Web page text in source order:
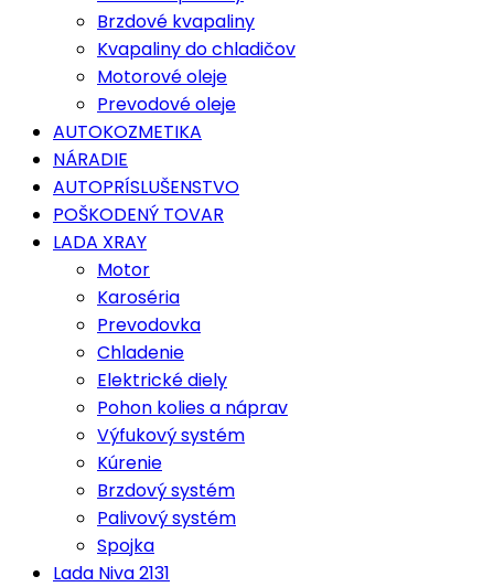
Brzdové kvapaliny
Kvapaliny do chladičov
Motorové oleje
Prevodové oleje
AUTOKOZMETIKA
NÁRADIE
AUTOPRÍSLUŠENSTVO
POŠKODENÝ TOVAR
LADA XRAY
Motor
Karoséria
Prevodovka
Chladenie
Elektrické diely
Pohon kolies a náprav
Výfukový systém
Kúrenie
Brzdový systém
Palivový systém
Spojka
Lada Niva 2131